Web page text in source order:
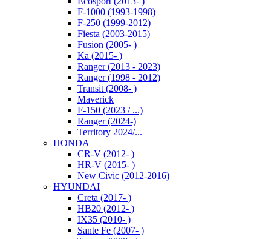
F-1000 (1993-1998)
F-250 (1999-2012)
Fiesta (2003-2015)
Fusion (2005- )
Ka (2015- )
Ranger (2013 - 2023)
Ranger (1998 - 2012)
Transit (2008- )
Maverick
F-150 (2023 / ...)
Ranger (2024-)
Territory 2024/...
HONDA
CR-V (2012- )
HR-V (2015- )
New Civic (2012-2016)
HYUNDAI
Creta (2017- )
HB20 (2012- )
IX35 (2010- )
Sante Fe (2007- )